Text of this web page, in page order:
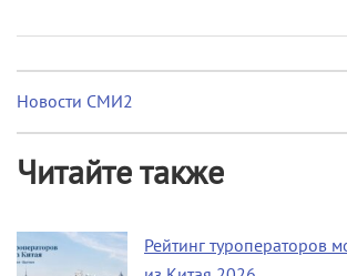
Новости СМИ2
Читайте также
Рейтинг туроператоров